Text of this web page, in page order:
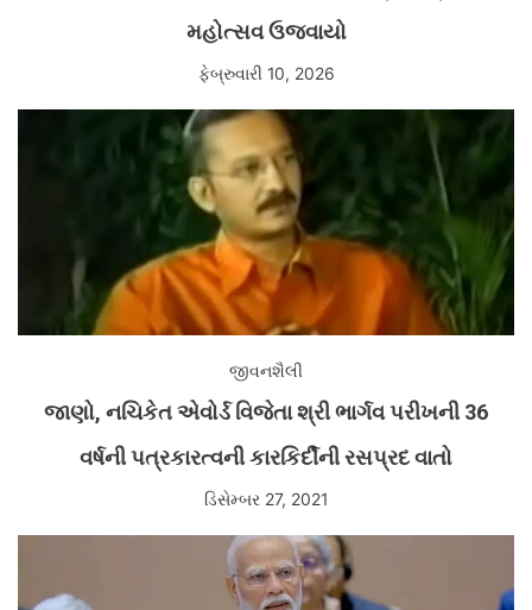
મહોત્સવ ઉજવાયો
ફેબ્રુવારી 10, 2026
જીવનશૈલી
જાણો, નચિકેત એવોર્ડ વિજેતા શ્રી ભાર્ગવ પરીખની 36
વર્ષની પત્રકારત્વની કારકિર્દીની રસપ્રદ વાતો
ડિસેમ્બર 27, 2021